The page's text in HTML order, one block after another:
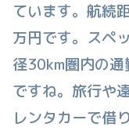
ています。航続
万円です。スペ
径30km圏内の
ですね。旅行や
レンタカーで借